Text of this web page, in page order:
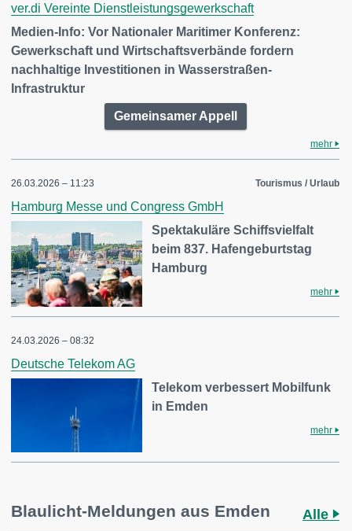
ver.di Vereinte Dienstleistungsgewerkschaft
Medien-Info: Vor Nationaler Maritimer Konferenz:
Gewerkschaft und Wirtschaftsverbände fordern
nachhaltige Investitionen in Wasserstraßen-
Infrastruktur
Gemeinsamer Appell
mehr
26.03.2026 – 11:23 Tourismus / Urlaub
Hamburg Messe und Congress GmbH
Spektakuläre Schiffsvielfalt
beim 837. Hafengeburtstag
Hamburg
mehr
24.03.2026 – 08:32
Deutsche Telekom AG
Telekom verbessert Mobilfunk
in Emden
mehr
Blaulicht-Meldungen aus Emden Alle